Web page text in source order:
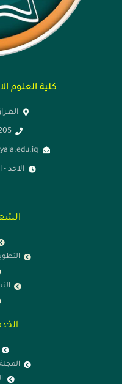
كلية العلوم الاسلامية |
العـراق، ديـالــى،
009647711883205
الاحد - الخميس: 7 ص - 3 م
الشعب والوحدات
التطوير والتعليم
النشاطات الطلابية
الخدمات العلمية
المجلة العراقية
البحث عن كتاب